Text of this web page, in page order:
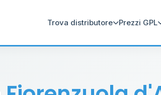
Trova distributore Prezzi GPL